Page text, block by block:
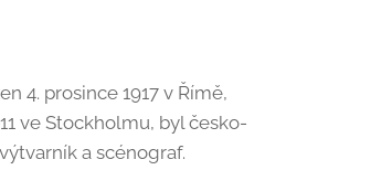
4. prosince 1917 v Římě,
ve Stockholmu, byl česko-
a scénograf.